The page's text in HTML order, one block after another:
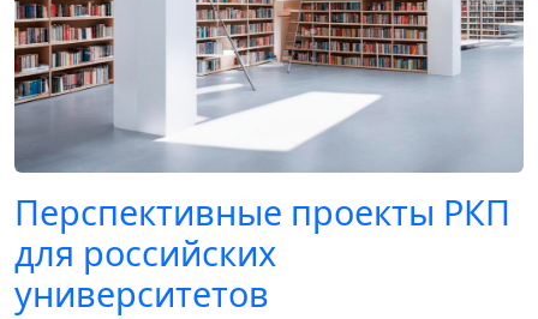
Перспективные проекты РКП
для российских
университетов